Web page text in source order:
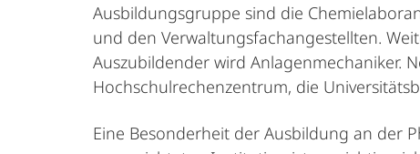
Ausbildungsgruppe sind die
und den Verwaltungsfachangestellten.
Auszubildender wird Anlagenmechaniker.
Hochschulrechenzentrum, die
Eine Besonderheit der Ausbildung an der